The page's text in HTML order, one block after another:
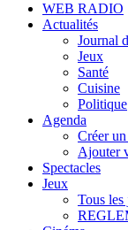
WEB RADIO
Actualités
Journal
Jeux
Santé
Cuisine
Politique
Agenda
Créer
Ajouter
Spectacles
Jeux
Tous les